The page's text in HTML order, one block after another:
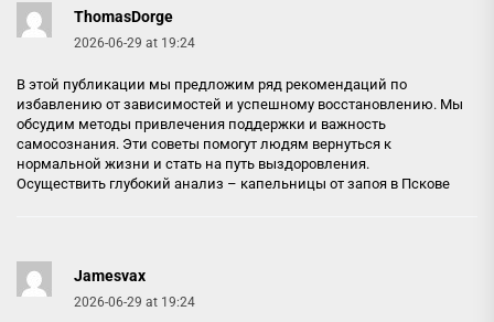
ThomasDorge
2026-06-29 at 19:24
В этой публикации мы предложим ряд рекомендаций по
избавлению от зависимостей и успешному восстановлению. Мы
обсудим методы привлечения поддержки и важность
самосознания. Эти советы помогут людям вернуться к
нормальной жизни и стать на путь выздоровления.
Осуществить глубокий анализ – капельницы от запоя в Пскове
Jamesvax
2026-06-29 at 19:24